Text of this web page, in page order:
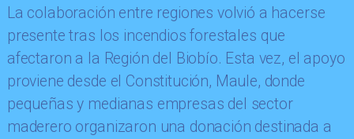
​La colaboración entre regiones volvió a hacerse
presente tras los incendios forestales que
afectaron a la Región del Biobío. Esta vez, el apoyo
proviene desde el Constitución, Maule, donde
pequeñas y medianas empresas del sector
maderero organizaron una donación destinada a